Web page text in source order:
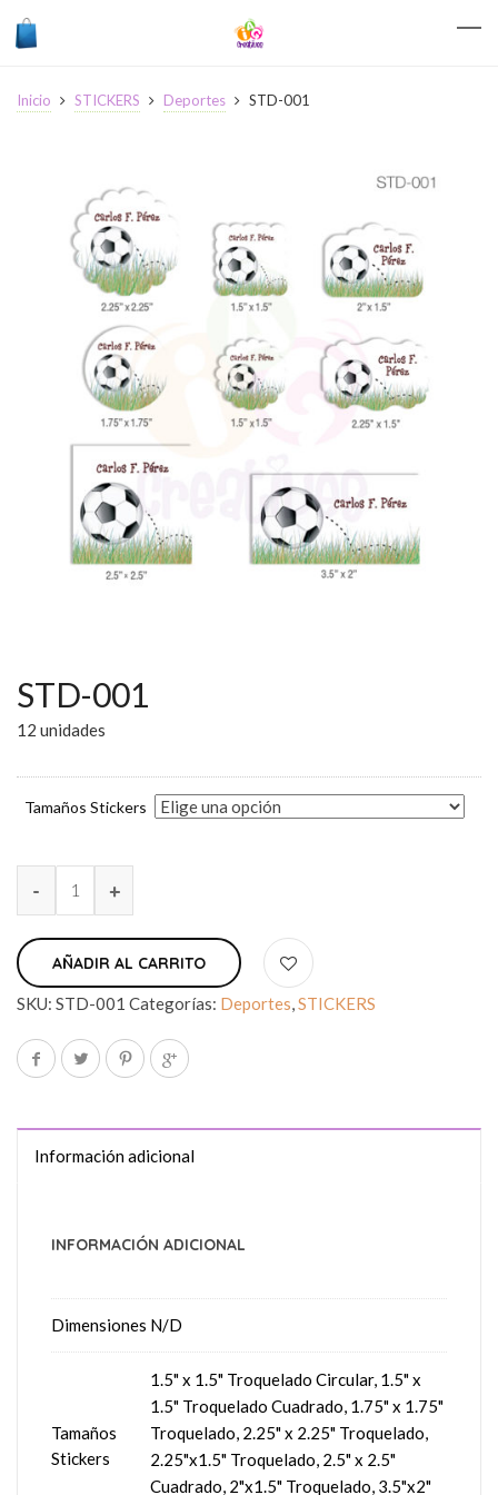
Inicio STICKERS Deportes STD-001
STD-001
12 unidades
Tamaños Stickers
AÑADIR AL CARRITO
SKU: STD-001 Categorías: Deportes,STICKERS
Información adicional
INFORMACIÓN ADICIONAL
Dimensiones N/D
Tamaños
Stickers
1.5" x 1.5" Troquelado Circular, 1.5" x
1.5" Troquelado Cuadrado, 1.75" x 1.75"
Troquelado, 2.25" x 2.25" Troquelado,
2.25"x1.5" Troquelado, 2.5" x 2.5"
Cuadrado, 2"x1.5" Troquelado, 3.5"x2"